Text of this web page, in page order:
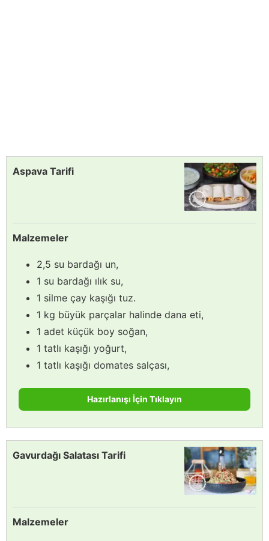
Aspava Tarifi
Malzemeler
2,5 su bardağı un,
1 su bardağı ılık su,
1 silme çay kaşığı tuz.
1 kg büyük parçalar halinde dana eti,
1 adet küçük boy soğan,
1 tatlı kaşığı yoğurt,
1 tatlı kaşığı domates salçası,
Hazırlanışı İçin Tıklayın
Gavurdağı Salatası Tarifi
Malzemeler